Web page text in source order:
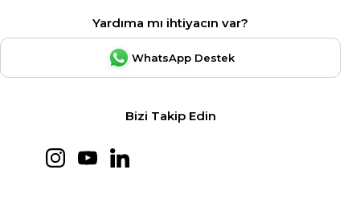
Yardıma mı ihtiyacın var?
WhatsApp Destek
Bizi Takip Edin